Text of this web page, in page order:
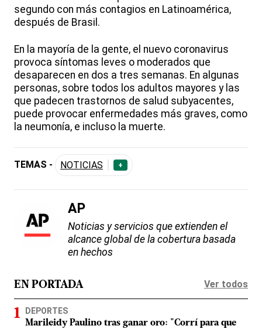
segundo con más contagios en Latinoamérica,
después de Brasil.
En la mayoría de la gente, el nuevo coronavirus
provoca síntomas leves o moderados que
desaparecen en dos a tres semanas. En algunas
personas, sobre todos los adultos mayores y las
que padecen trastornos de salud subyacentes,
puede provocar enfermedades más graves, como
la neumonía, e incluso la muerte.
TEMAS - NOTICIAS +
AP
Noticias y servicios que extienden el
alcance global de la cobertura basada
en hechos
EN PORTADA Ver todos
DEPORTES
Marileidy Paulino tras ganar oro: "Corrí para que